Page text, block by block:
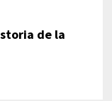
de la